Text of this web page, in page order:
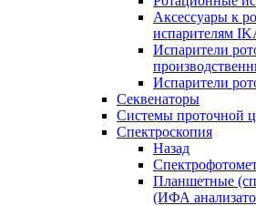
Аксессуары к
испарителям
Испарители
Испарители
Секвенаторы
Системы проточной
Спектроскопия
Назад
Планшетные
(ИФА